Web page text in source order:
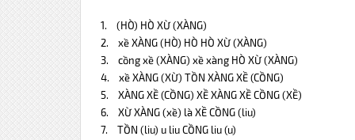
1. (HÒ) HÒ XỪ (XÀNG)
2.
xề XÀNG(HÒ) HÒ HÒ XỪ (XÀNG)
3.
cồng xề(XÀNG) xề xàng HÒ XỪ (XÀNG)
4.
xề XÀNG(XỪ) TỒN XÀNG XỀ (CỒNG)
5.
XÀNG XỀ(CỒNG) XỀ XÀNG XỀ CỒNG (XỀ)
6.
XỪ XÀNG(xề) là XỀ CỒNG (liu)
7.
TỒN (liu) u liu CỒNG liu (u)